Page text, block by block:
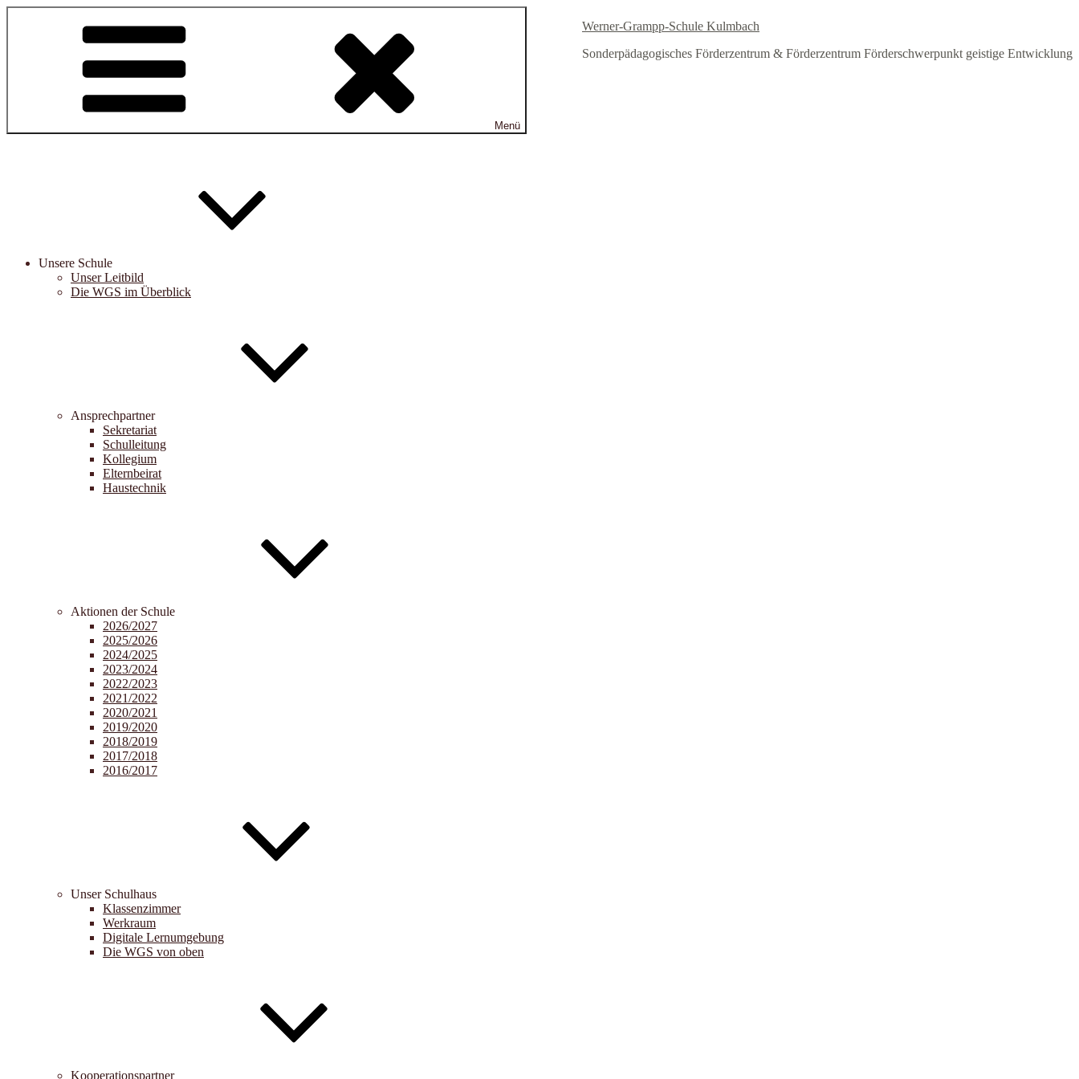
Zum
Werner-Grampp-Schule Kulmbach
Sonderpädagogisches Förderzentrum & Förderzentrum Förderschwerpunkt geistige Entwicklung
Menü
Unsere Schule
Unser Leitbild
Die WGS im Überblick
Ansprechpartner
Sekretariat
Schulleitung
Kollegium
Elternbeirat
Haustechnik
Aktionen der Schule
2026/2027
2025/2026
2024/2025
2023/2024
2022/2023
2021/2022
2020/2021
2019/2020
2018/2019
2017/2018
2016/2017
Unser Schulhaus
Klassenzimmer
Werkraum
Digitale Lernumgebung
Die WGS von oben
Kooperationspartner